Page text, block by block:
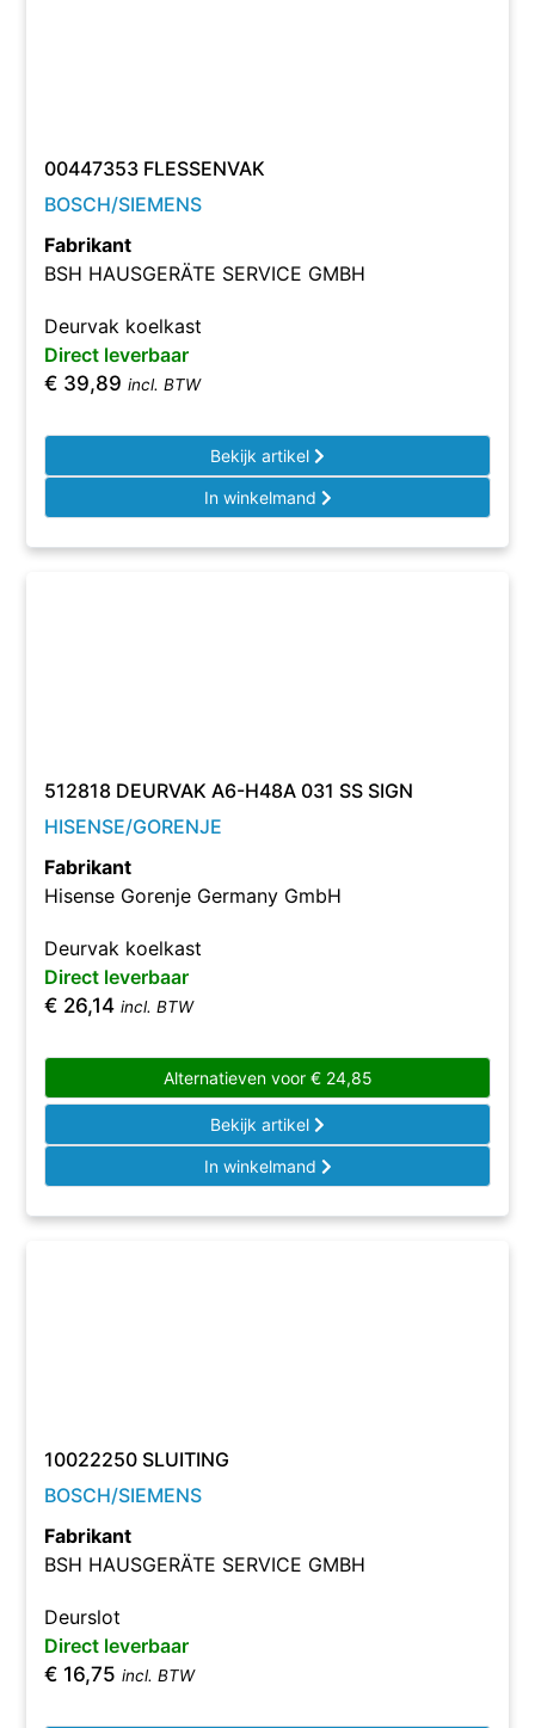
00447353 FLESSENVAK
BOSCH/SIEMENS
Fabrikant
BSH HAUSGERÄTE SERVICE GMBH
Deurvak koelkast
Direct leverbaar
€ 39,89 incl. BTW
Bekijk artikel
In winkelmand
512818 DEURVAK A6-H48A 031 SS SIGN
HISENSE/GORENJE
Fabrikant
Hisense Gorenje Germany GmbH
Deurvak koelkast
Direct leverbaar
€ 26,14 incl. BTW
Alternatieven voor €24,85
Bekijk artikel
In winkelmand
10022250 SLUITING
BOSCH/SIEMENS
Fabrikant
BSH HAUSGERÄTE SERVICE GMBH
Deurslot
Direct leverbaar
€ 16,75 incl. BTW